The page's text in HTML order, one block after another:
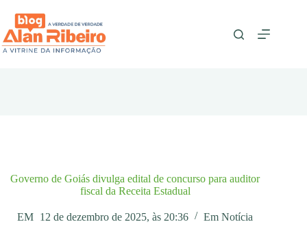
para
conteúdo
Governo de Goiás divulga edital de concurso para auditor
fiscal da Receita Estadual
EM 12 de dezembro de 2025, às 20:36 Em Notícia